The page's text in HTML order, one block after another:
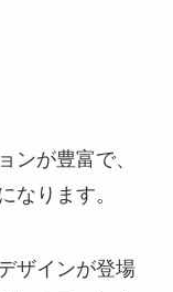
ンが豊富で、
なります。
ザインが登場